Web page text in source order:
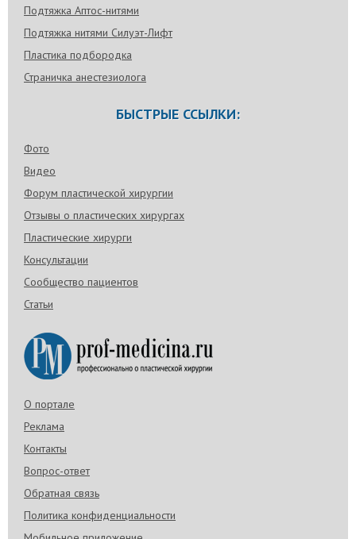
Подтяжка Аптос-нитями
Подтяжка нитями Силуэт-Лифт
Пластика подбородка
Страничка анестезиолога
БЫСТРЫЕ ССЫЛКИ:
Фото
Видео
Форум пластической хирургии
Отзывы о пластических хирургах
Пластические хирурги
Консультации
Сообщество пациентов
Статьи
О портале
Реклама
Контакты
Вопрос-ответ
Обратная связь
Политика конфиденциальности